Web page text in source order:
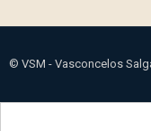
© VSM - Vasconcelos